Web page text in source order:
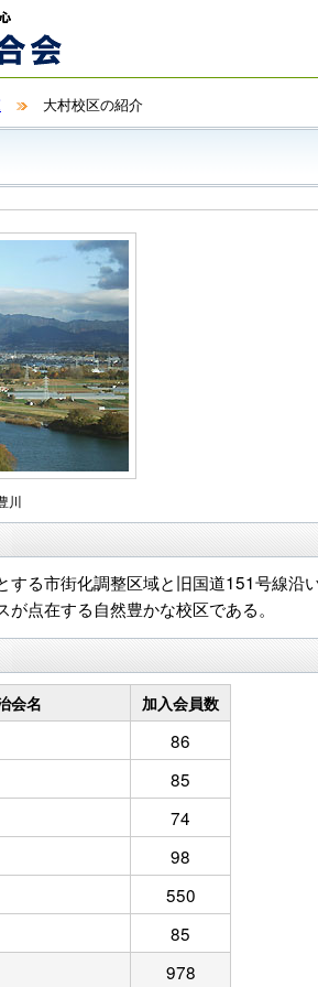
大村校区の紹介
川
する市街化調整区域と旧国道151号線
点在する自然豊かな校区である。
会名 加入会員数
86
85
74
98
550
85
978